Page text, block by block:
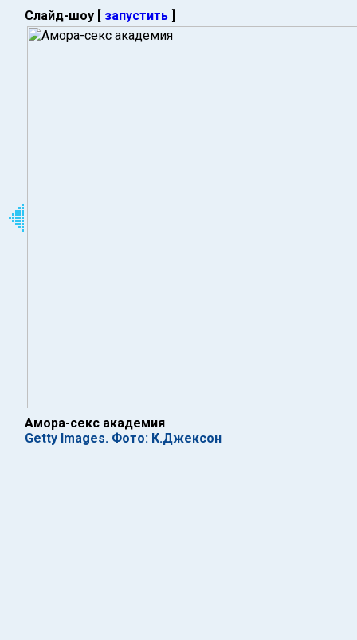
Слайд-шоу [ запустить ]
Амора-секс академия
Getty Images. Фото: К.Джексон